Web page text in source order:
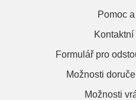
Pomoc
Formulář pro
Možnosti
Možnosti